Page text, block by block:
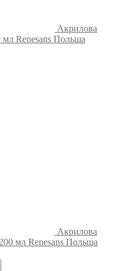
Акрилова
мл Renesans Польша
Акрилова
мл Renesans Польша